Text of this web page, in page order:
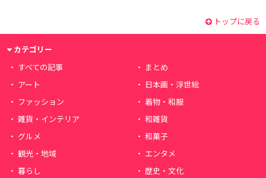
トップに戻る
カテゴリー
すべての記事
まとめ
アート
日本画・浮世絵
ファッション
着物・和服
雑貨・インテリア
和雑貨
グルメ
和菓子
観光・地域
エンタメ
暮らし
歴史・文化